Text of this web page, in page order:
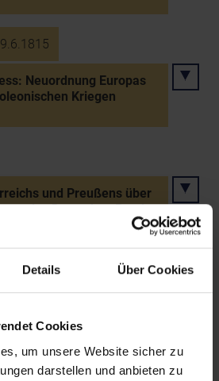
Details Über Cookies
Cookies
um unsere Website sicher zu
darstellen und anbieten zu
Neuordnung Europas
Kriegen
und Preußens über
des Deutschen Bundes